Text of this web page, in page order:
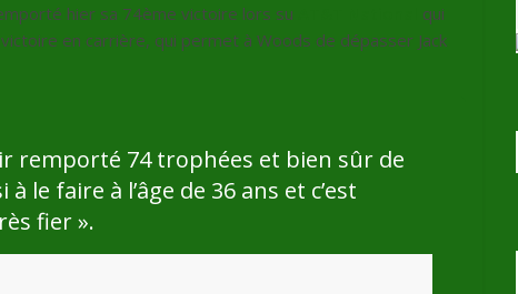
hier sa 74ème victoire lors su
qui
en carrière, qui permet à Woods de dépasser Jack
remporté 74 trophées et bien sûr de
à le faire à l’âge de 36 ans et c’est
fier ».